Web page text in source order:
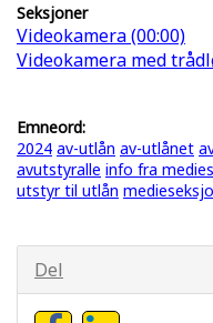
Seksjoner
Videokamera (00:00)
Videokamera med
Emneord:
2024 av-utlån av-utlånet
avutstyralle info fra
utstyr til utlån
Del